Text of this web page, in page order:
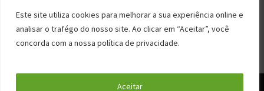
Este site utiliza cookies para melhorar a sua experiência online e
analisar o trafégo do nosso site. Ao clicar em “Aceitar”, você
concorda com a nossa política de privacidade.
Aceitar